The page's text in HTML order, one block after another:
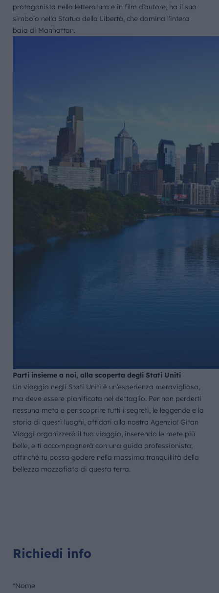
protagonista nella letteratura e in film d’autore, ha il suo
simbolo nella Statua della Libertà, che domina l’intera
baia di Manhattan.
Parti insieme a noi, alla scoperta degli Stati Uniti
Un viaggio negli Stati Uniti è un’esperienza meravigliosa,
ma deve essere pianificata nel dettaglio. Per non perderti
nessuna meta e per scoprire tutti i segreti, le leggende e la
storia di questi luoghi, affidati alla nostra Agenzia! Gitan
Viaggi organizzerà il tuo viaggio, inserendo le mete più
belle, e ti accompagnerà con una guida professionista,
affinché tu possa godere nella massima tranquillità della
bellezza mozzafiato di questa terra.
Richiedi info
*Nome